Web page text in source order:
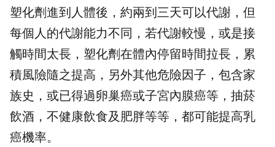
塑化劑進到人體後，約兩到三天可以代謝，但
每個人的代謝能力不同，若代謝較慢，或是接
觸時間太長，塑化劑在體內停留時間拉長，累
積風險隨之提高，另外其他危險因子，包含家
族史，或已得過卵巢癌或子宮內膜癌等，抽菸
飲酒，不健康飲食及肥胖等等，都可能提高乳
癌機率。